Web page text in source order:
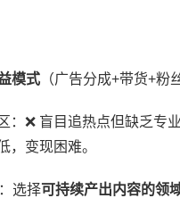
模式​（广告分成+带货+粉
：❌ 盲目追热点但缺乏专
，变现困难。
选择​可持续产出内容的领